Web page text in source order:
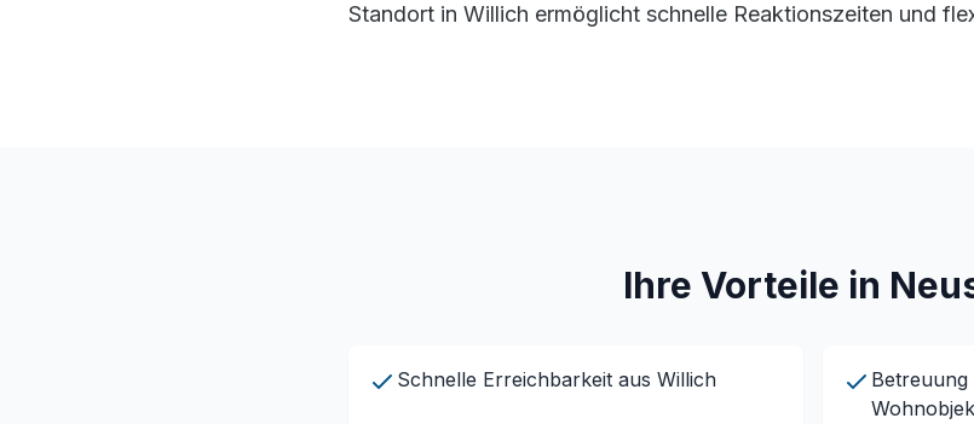
Standort in Willich ermöglicht schnelle Reaktionszeiten und
Ihre Vorteile in
Schnelle Erreichbarkeit aus Willich